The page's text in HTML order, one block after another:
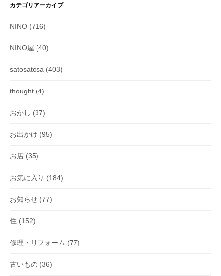
カテゴリアーカイブ
NINO (716)
NINO屋 (40)
satosatosa (403)
thought (4)
おかし (37)
お出かけ (95)
お店 (35)
お気に入り (184)
お知らせ (77)
住 (152)
修理・リフォーム (77)
古いもの (36)